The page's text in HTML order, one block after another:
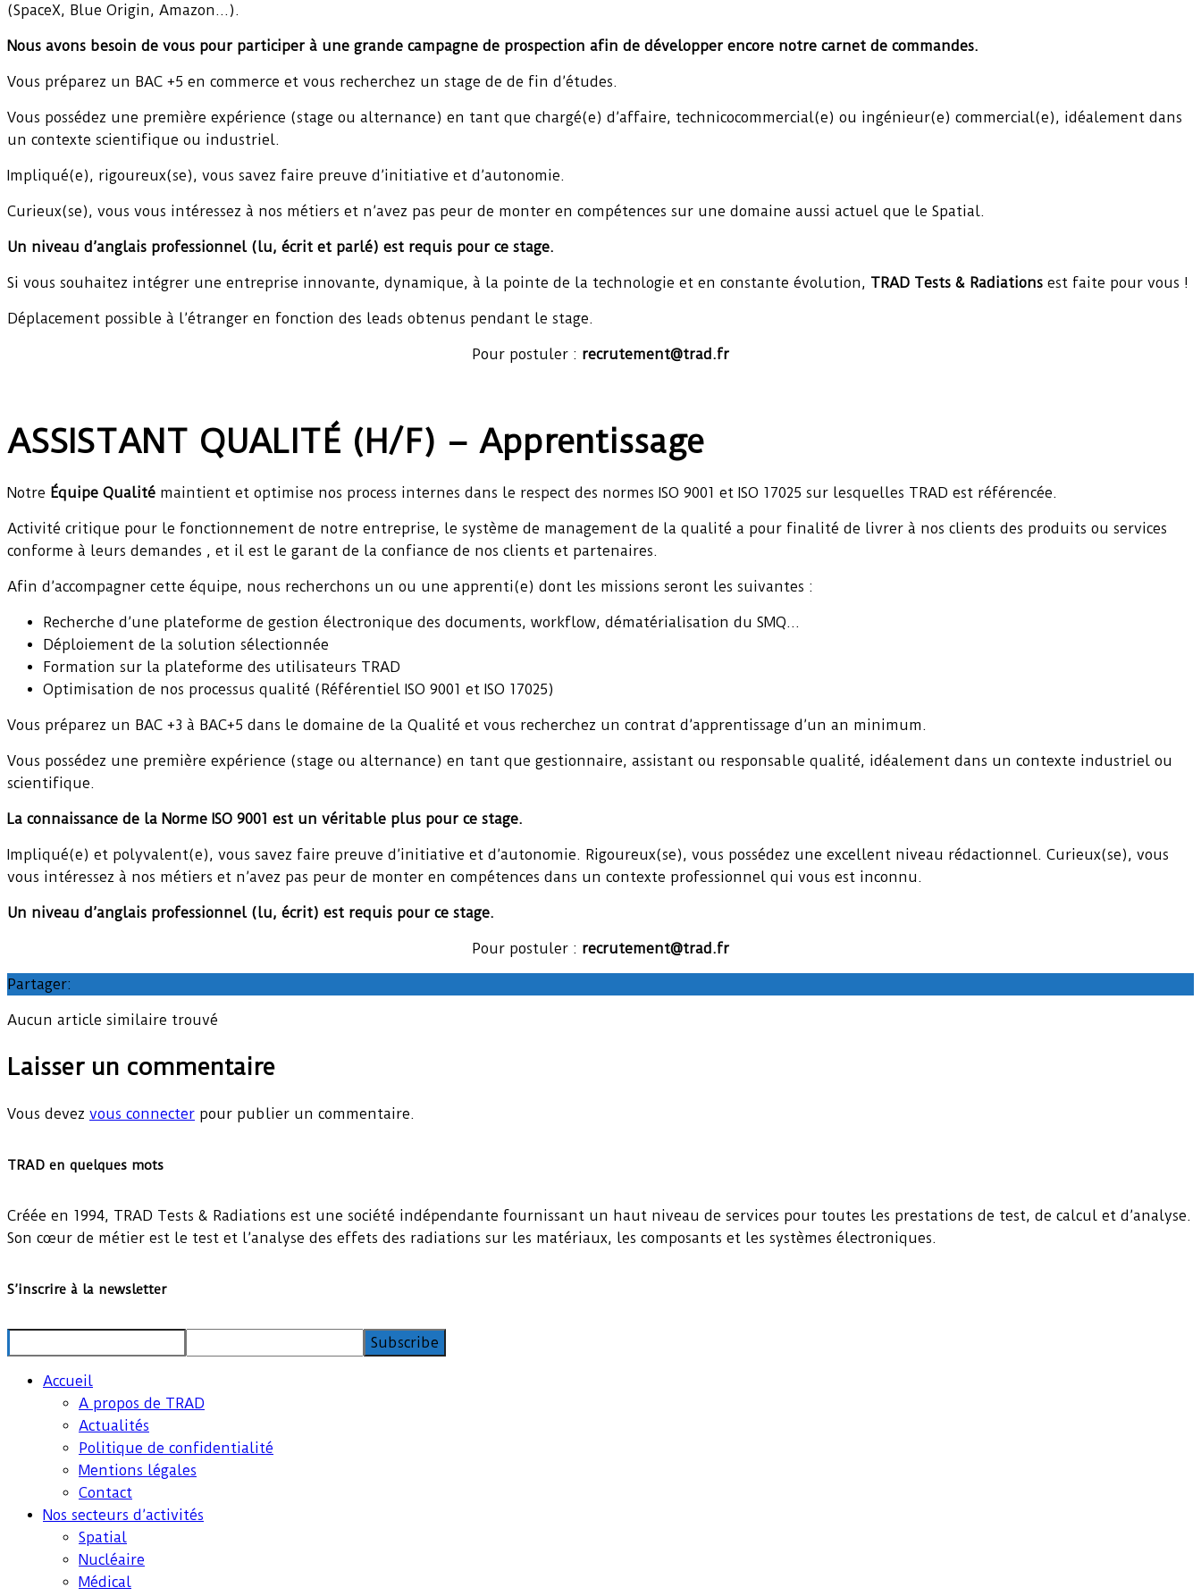
(SpaceX, Blue Origin, Amazon…).
Nous avons besoin de vous pour participer à une grande campagne de prospection afin de développer encore notre carnet de commandes.
Vous préparez un BAC +5 en commerce et vous recherchez un stage de de fin d’études.
Vous possédez une première expérience (stage ou alternance) en tant que chargé(e) d’affaire, technicocommercial(e) ou ingénieur(e) commercial(e), idéalement dans
un contexte scientifique ou industriel.
Impliqué(e), rigoureux(se), vous savez faire preuve d’initiative et d’autonomie.
Curieux(se), vous vous intéressez à nos métiers et n’avez pas peur de monter en compétences sur une domaine aussi actuel que le Spatial.
Un niveau d’anglais professionnel (lu, écrit et parlé) est requis pour ce stage.
Si vous souhaitez intégrer une entreprise innovante, dynamique, à la pointe de la technologie et en constante évolution, TRAD Tests & Radiations est faite pour vous !
Déplacement possible à l’étranger en fonction des leads obtenus pendant le stage.
Pour postuler : recrutement@trad.fr
ASSISTANT QUALITÉ (H/F) – Apprentissage
Notre Équipe Qualité maintient et optimise nos process internes dans le respect des normes ISO 9001 et ISO 17025 sur lesquelles TRAD est référencée.
Activité critique pour le fonctionnement de notre entreprise, le système de management de la qualité a pour finalité de livrer à nos clients des produits ou services
conforme à leurs demandes , et il est le garant de la confiance de nos clients et partenaires.
Afin d’accompagner cette équipe, nous recherchons un ou une apprenti(e) dont les missions seront les suivantes :
Recherche d’une plateforme de gestion électronique des documents, workflow, dématérialisation du SMQ…
Déploiement de la solution sélectionnée
Formation sur la plateforme des utilisateurs TRAD
Optimisation de nos processus qualité (Référentiel ISO 9001 et ISO 17025)
Vous préparez un BAC +3 à BAC+5 dans le domaine de la Qualité et vous recherchez un contrat d’apprentissage d’un an minimum.
Vous possédez une première expérience (stage ou alternance) en tant que gestionnaire, assistant ou responsable qualité, idéalement dans un contexte industriel ou
scientifique.
La connaissance de la Norme ISO 9001 est un véritable plus pour ce stage.
Impliqué(e) et polyvalent(e), vous savez faire preuve d’initiative et d’autonomie. Rigoureux(se), vous possédez une excellent niveau rédactionnel. Curieux(se), vous
vous intéressez à nos métiers et n’avez pas peur de monter en compétences dans un contexte professionnel qui vous est inconnu.
Un niveau d’anglais professionnel (lu, écrit) est requis pour ce stage.
Pour postuler : recrutement@trad.fr
Partager:
Aucun article similaire trouvé
Laisser un commentaire
Vous devez vous connecter pour publier un commentaire.
TRAD en quelques mots
Créée en 1994, TRAD Tests & Radiations est une société indépendante fournissant un haut niveau de services pour toutes les prestations de test, de calcul et d’analyse.
Son cœur de métier est le test et l’analyse des effets des radiations sur les matériaux, les composants et les systèmes électroniques.
S’inscrire à la newsletter
Accueil
A propos de TRAD
Actualités
Politique de confidentialité
Mentions légales
Contact
Nos secteurs d’activités
Spatial
Nucléaire
Médical